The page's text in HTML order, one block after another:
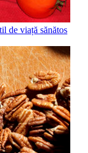
de viață sănătos